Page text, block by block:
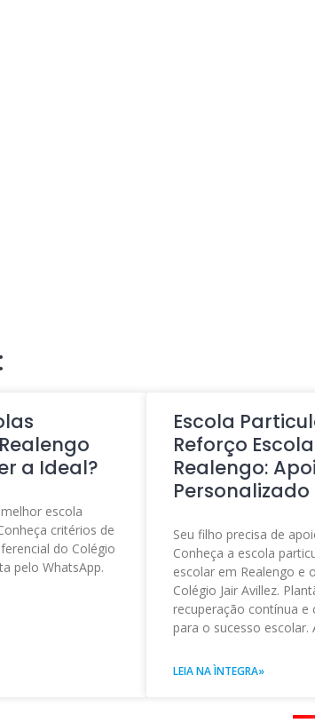
a Ideal?
escola
critérios de
do Colégio
pelo WhatsApp.
Escola
Reforço
Realengo:
Personalizado
Seu filho precisa de
Conheça a escola
escolar em Realengo e
Colégio Jair Avillez.
recuperação contínua e
para o sucesso escolar.
LEIA NA ÌNTEGRA»